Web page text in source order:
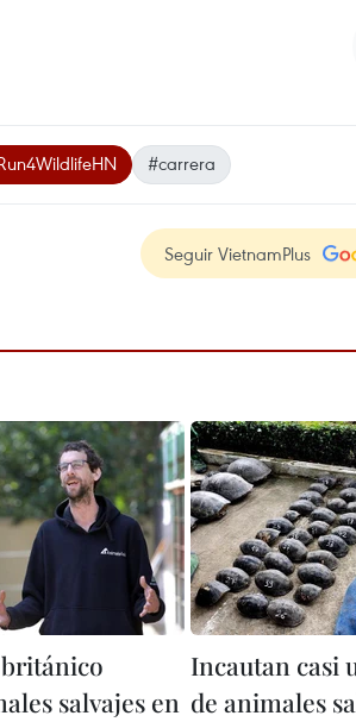
#carrera
Seguir VietnamPlus
salvajes en
Incautan casi
de animales